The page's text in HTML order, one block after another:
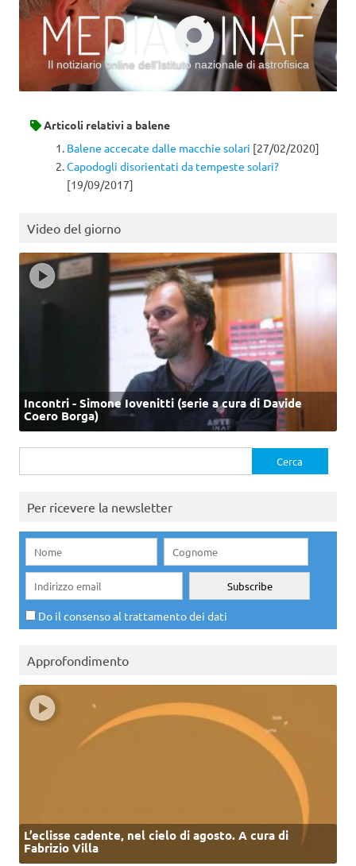
Il notiziario online dell’Istituto nazionale di astrofisica
Articoli relativi a balene
Balene accecate dalle macchie solari [27/02/2020]
Capodogli disorientati da tempeste solari?
[19/09/2017]
Video del giorno
Incontri - Simone Iovenitti (serie a cura di Davide
Coero Borga)
per:
Per ricevere la newsletter
Do il consenso al trattamento dei dati
Approfondimento
L’eclisse cadente, nel cielo di agosto. A cura di
Fabrizio Villa